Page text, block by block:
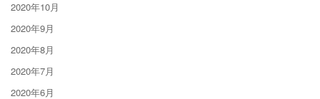
2020年10月
2020年9月
2020年8月
2020年7月
2020年6月